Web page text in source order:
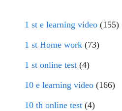
1 st e learning video (155)
1 st Home work (73)
1 st online test (4)
10 e learning video (166)
10 th online test (4)